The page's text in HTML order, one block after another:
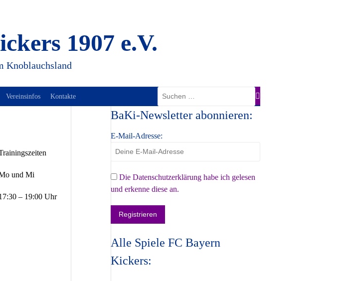
1907 e.V.
Knoblauchsland
Vereinsinfos Kontakte
Suche
nach:
und Mi
– 19:00 Uhr
BaKi-Newsletter abonnieren:
E-Mail-Adresse:
Die Datenschutzerklärung habe ich gelesen
und erkenne diese an.
Alle Spiele FC Bayern
Kickers: